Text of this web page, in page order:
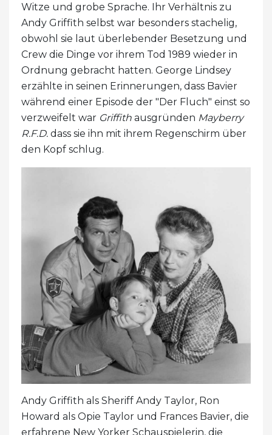
Witze und grobe Sprache. Ihr Verhältnis zu
Andy Griffith selbst war besonders stachelig,
obwohl sie laut überlebender Besetzung und
Crew die Dinge vor ihrem Tod 1989 wieder in
Ordnung gebracht hatten. George Lindsey
erzählte in seinen Erinnerungen, dass Bavier
während einer Episode der "Der Fluch" einst so
verzweifelt war Griffith ausgründen Mayberry
R.F.D. dass sie ihn mit ihrem Regenschirm über
den Kopf schlug.
Andy Griffith als Sheriff Andy Taylor, Ron
Howard als Opie Taylor und Frances Bavier, die
erfahrene New Yorker Schauspielerin, die